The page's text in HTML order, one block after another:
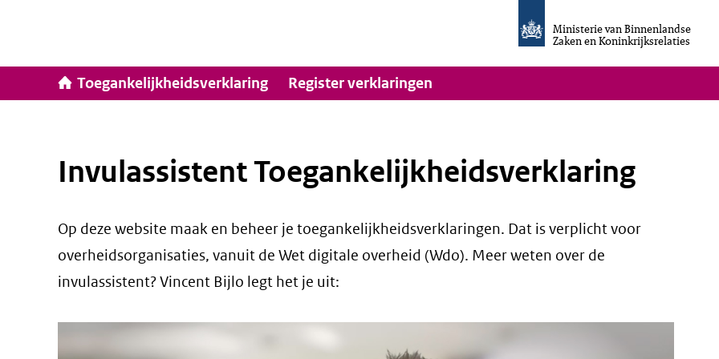
inhoud
Ministerie van Binnenlandse
Zaken en Koninkrijksrelaties
van
Invulassistent
Toegankelijkheidsverklaring
Toegankelijkheidsverklaring Hoofdnavigatie
Register verklaringen
Invulassistent Toegankelijkheidsverklaring
Op deze website maak en beheer je toegankelijkheidsverklaringen. Dat is verplicht voor
overheidsorganisaties, vanuit de Wet digitale overheid (Wdo). Meer weten over de
invulassistent? Vincent Bijlo legt het je uit: